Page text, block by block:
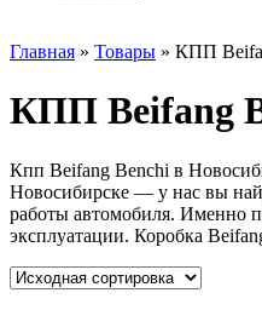
Главная » Товары » КПП
КПП Beifang
Кпп Beifang Benchi в
Новосибирске — у нас вы
работы автомобиля. Именно
эксплуатации. Коробка